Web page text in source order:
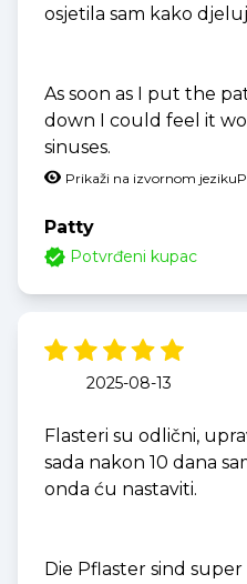
osjetila sam kako
As soon as I put the
down I could feel it
sinuses.
Prikaži na izvornom jeziku
Patty
Potvrđeni kupac
2025-08-13
Flasteri su odlični,
sada nakon 10 dana
onda ću nastaviti.
Die Pflaster sind